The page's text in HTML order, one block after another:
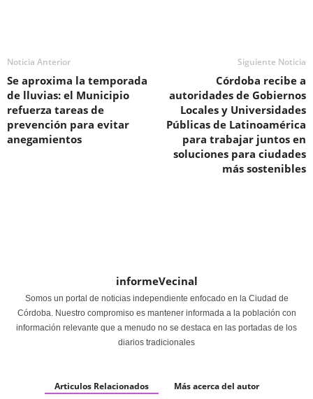
Noticia Anterior
Se aproxima la temporada
de lluvias: el Municipio
refuerza tareas de
prevención para evitar
anegamientos
Siguiente Noticia
Córdoba recibe a
autoridades de Gobiernos
Locales y Universidades
Públicas de Latinoamérica
para trabajar juntos en
soluciones para ciudades
más sostenibles
informeVecinal
Somos un portal de noticias independiente enfocado en la Ciudad de
Córdoba. Nuestro compromiso es mantener informada a la población con
información relevante que a menudo no se destaca en las portadas de los
diarios tradicionales
Articulos Relacionados Más acerca del autor